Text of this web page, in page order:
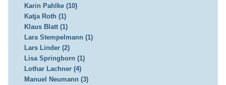
Karin Pahlke (10)
Katja Roth (1)
Klaus Blatt (1)
Lara Stempelmann (1)
Lars Linder (2)
Lisa Springborn (1)
Lothar Lachner (4)
Manuel Neumann (3)